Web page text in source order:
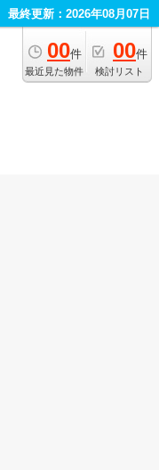
最終更新：2026年08月07日
00件
最近見た物件
00件
検討リスト